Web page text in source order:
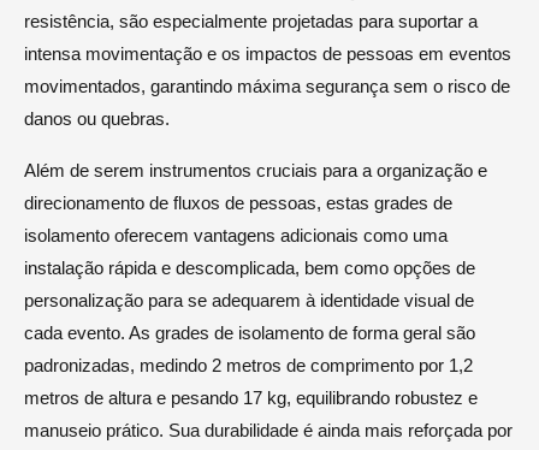
resistência, são especialmente projetadas para suportar a
intensa movimentação e os impactos de pessoas em eventos
movimentados, garantindo máxima segurança sem o risco de
danos ou quebras.
Além de serem instrumentos cruciais para a organização e
direcionamento de fluxos de pessoas, estas grades de
isolamento oferecem vantagens adicionais como uma
instalação rápida e descomplicada, bem como opções de
personalização para se adequarem à identidade visual de
cada evento. As grades de isolamento de forma geral são
padronizadas, medindo 2 metros de comprimento por 1,2
metros de altura e pesando 17 kg, equilibrando robustez e
manuseio prático. Sua durabilidade é ainda mais reforçada por